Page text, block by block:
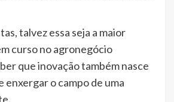
talvez essa seja a maior
curso no agronegócio
que inovação também nasce
enxergar o campo de uma